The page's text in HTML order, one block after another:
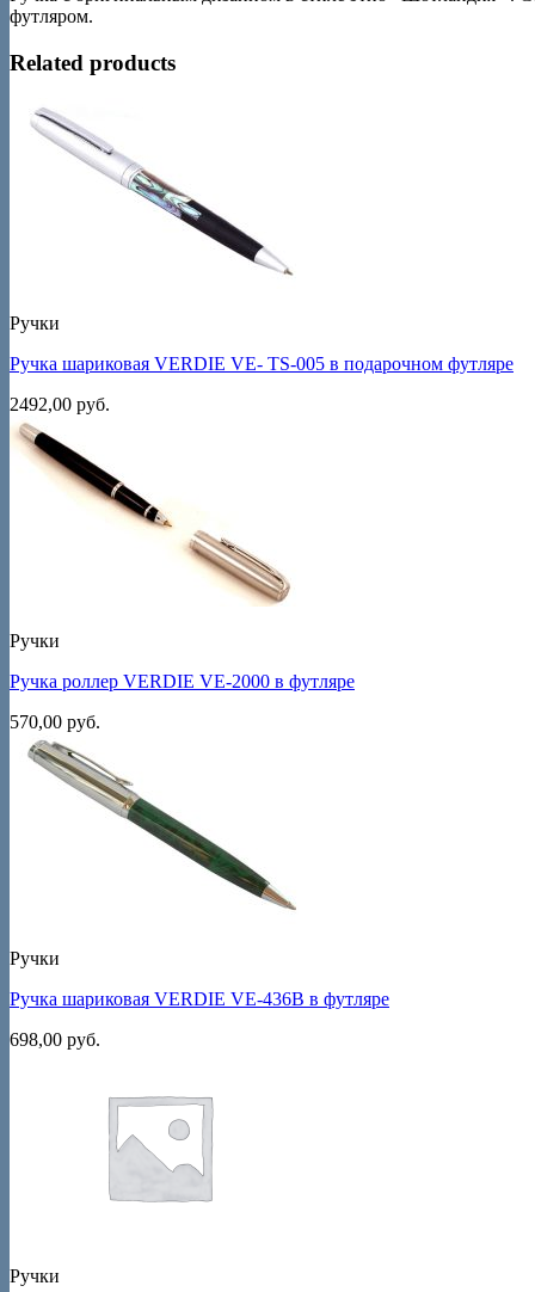
футляром.
Related products
Ручки
Ручка шариковая VERDIE VE- TS-005 в подарочном футляре
2492,00 руб.
Ручки
Ручка роллер VERDIE VE-2000 в футляре
570,00 руб.
Ручки
Ручка шариковая VERDIE VE-436B в футляре
698,00 руб.
Ручки